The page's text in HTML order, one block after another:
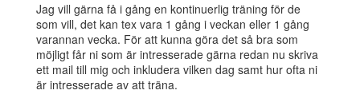
Jag vill gärna få i gång en kontinuerlig träning för de
som vill, det kan tex vara 1 gång i veckan eller 1 gång
varannan vecka. För att kunna göra det så bra som
möjligt får ni som är intresserade gärna redan nu skriva
ett mail till mig och inkludera vilken dag samt hur ofta ni
är intresserade av att träna.